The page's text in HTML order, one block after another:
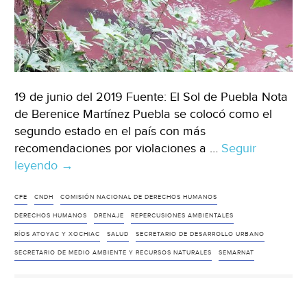
19 de junio del 2019 Fuente: El Sol de Puebla Nota
de Berenice Martínez Puebla se colocó como el
segundo estado en el país con más
recomendaciones por violaciones a … Seguir
leyendo Puebla,
lugar
en
violaciones
a
→
CFE CNDH COMISIÓN NACIONAL DE DERECHOS HUMANOS
DERECHOS HUMANOS DRENAJE REPERCUSIONES AMBIENTALES
RÍOS ATOYAC Y XOCHIAC SALUD SECRETARIO DE DESARROLLO URBANO
SECRETARIO DE MEDIO AMBIENTE Y RECURSOS NATURALES SEMARNAT